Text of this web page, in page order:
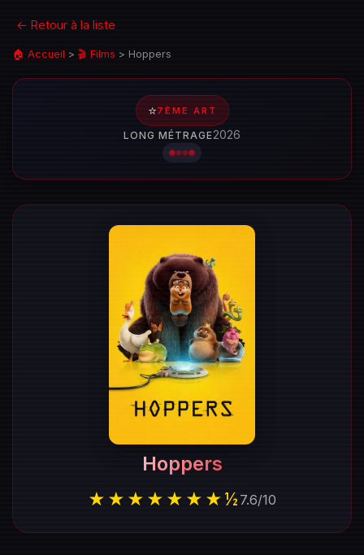
← Retour à la liste
🏠 Accueil > 🎬 Films > Hoppers
⭐7ÈME ART
LONG MÉTRAGE2026
Hoppers
★★★★★★★½ 7.6/10